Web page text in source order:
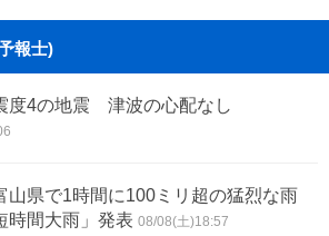
報士)
度4の地震 津波の心配なし
山県で1時間に100ミリ超の猛烈な雨
時間大雨」発表 08/08(土)18:57